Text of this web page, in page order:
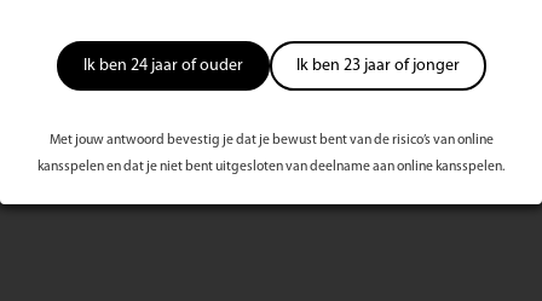
Ik ben 24 jaar of ouder Ik ben 23 jaar of jonger
Met jouw antwoord bevestig je dat je bewust bent van de risico’s van online
kansspelen en dat je niet bent uitgesloten van deelname aan online kansspelen.
Meest bekeken dit kwartaal